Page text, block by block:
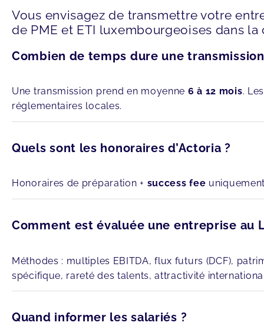
Vous envisagez de transmettre votre
de PME et ETI luxembourgeoises dans
Combien de temps dure une
Une transmission prend en moyenne 6 à 12 mois.
réglementaires locales.
Quels sont les honoraires d’Actoria ?
Honoraires de préparation + success fee
Comment est évaluée une entreprise au
Méthodes : multiples EBITDA, flux futurs (DCF),
spécifique, rareté des talents, attractivité
Quand informer les salariés ?